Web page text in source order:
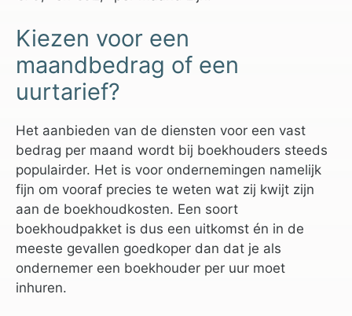
Kiezen voor een
maandbedrag of een
uurtarief?
Het aanbieden van de diensten voor een vast
bedrag per maand wordt bij boekhouders steeds
populairder. Het is voor ondernemingen namelijk
fijn om vooraf precies te weten wat zij kwijt zijn
aan de boekhoudkosten. Een soort
boekhoudpakket is dus een uitkomst én in de
meeste gevallen goedkoper dan dat je als
ondernemer een boekhouder per uur moet
inhuren.